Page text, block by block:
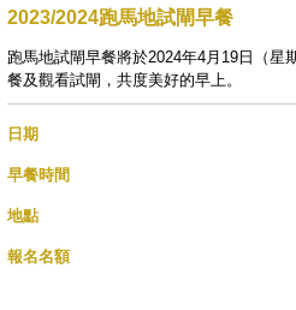
2023/2024跑馬地試閘早餐
跑馬地試閘早餐將於2024年4月19日（
餐及觀看試閘，共度美好的早上。
日期
早餐時間
地點
報名名額